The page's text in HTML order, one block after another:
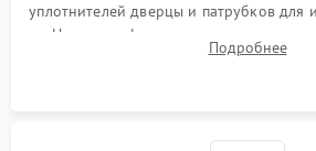
уплотнителей дверцы и патрубков для
Надежная фиксация хомутов
сборка корпуса и установка
Подробнее